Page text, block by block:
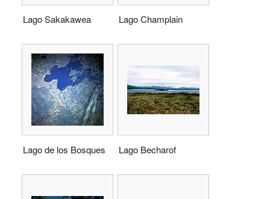
Lago Sakakawea Lago Champlain
Lago de los Bosques Lago Becharof